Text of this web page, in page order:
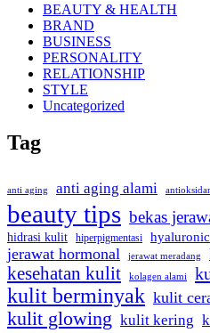
BEAUTY & HEALTH
BRAND
BUSINESS
PERSONALITY
RELATIONSHIP
STYLE
Uncategorized
Tag
anti aging anti aging alami
beauty tips bekas
hidrasi kulit hiperpigmentasi
jerawat hormonal jerawat meradang
kesehatan kulit kolagen alami
kulit berminyak kulit
kulit glowing kulit kering